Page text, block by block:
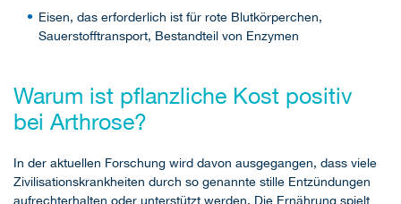
Eisen, das erforderlich ist für rote Blutkörperchen,
Sauerstofftransport, Bestandteil von Enzymen
Warum ist pflanzliche Kost positiv
bei Arthrose?
In der aktuellen Forschung wird davon ausgegangen, dass viele
Zivilisationskrankheiten durch so genannte stille Entzündungen
aufrechterhalten oder unterstützt werden. Die Ernährung spielt